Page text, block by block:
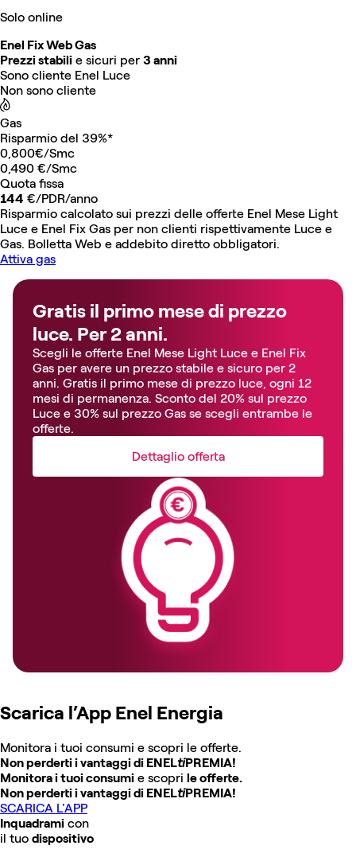
Solo online
Enel Fix Web Gas
Prezzi stabili e sicuri per 3 anni
Sono cliente Enel Luce
Non sono cliente
Gas
Risparmio del 39%*
0,800€/Smc
0,490 €/Smc
Quota fissa
144 €/PDR/anno
Risparmio calcolato sui prezzi delle offerte Enel Mese Light
Luce e Enel Fix Gas per non clienti rispettivamente Luce e
Gas. Bolletta Web e addebito diretto obbligatori.
Attiva gas
Gratis il primo mese di prezzo
luce. Per 2 anni.
Scegli le offerte Enel Mese Light Luce e Enel Fix
Gas per avere un prezzo stabile e sicuro per 2
anni. Gratis il primo mese di prezzo luce, ogni 12
mesi di permanenza. Sconto del 20% sul prezzo
Luce e 30% sul prezzo Gas se scegli entrambe le
offerte.
Dettaglio offerta
Scarica l’App Enel Energia
Monitora i tuoi consumi e scopri le offerte.
Non perderti i vantaggi di ENELtiPREMIA!
Monitora i tuoi consumi e scopri le offerte.
Non perderti i vantaggi di ENELtiPREMIA!
SCARICA L'APP
Inquadrami con
il tuo dispositivo